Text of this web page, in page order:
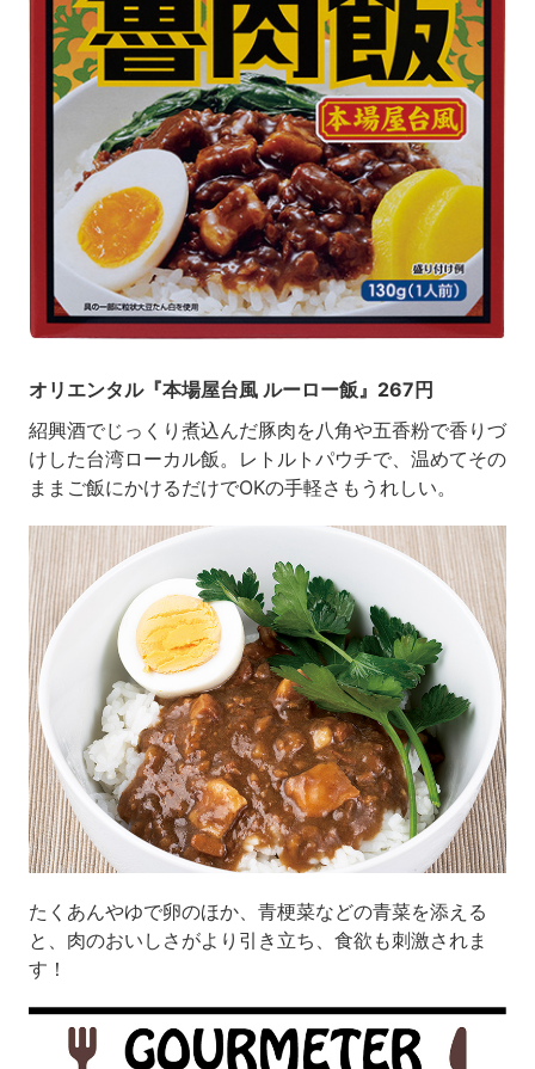
オリエンタル『本場屋台風 ルーロー飯』267円
紹興酒でじっくり煮込んだ豚肉を八角や五香粉で香りづ
けした台湾ローカル飯。レトルトパウチで、温めてその
ままご飯にかけるだけでOKの手軽さもうれしい。
たくあんやゆで卵のほか、青梗菜などの青菜を添える
と、肉のおいしさがより引き立ち、食欲も刺激されま
す！